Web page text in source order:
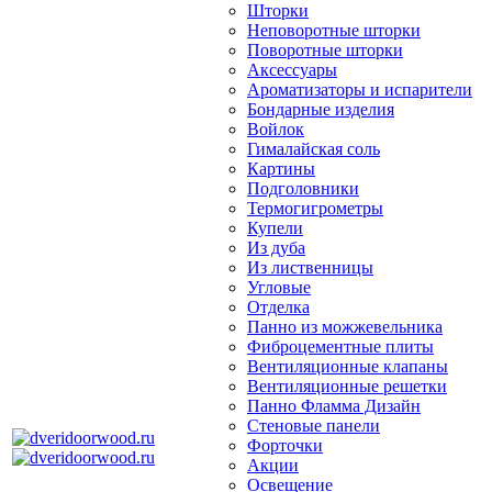
Шторки
Неповоротные шторки
Поворотные шторки
Аксессуары
Ароматизаторы и испарители
Бондарные изделия
Войлок
Гималайская соль
Картины
Подголовники
Термогигрометры
Купели
Из дуба
Из лиственницы
Угловые
Отделка
Панно из можжевельника
Фиброцементные плиты
Вентиляционные клапаны
Вентиляционные решетки
Панно Фламма Дизайн
Стеновые панели
Форточки
Акции
Освещение